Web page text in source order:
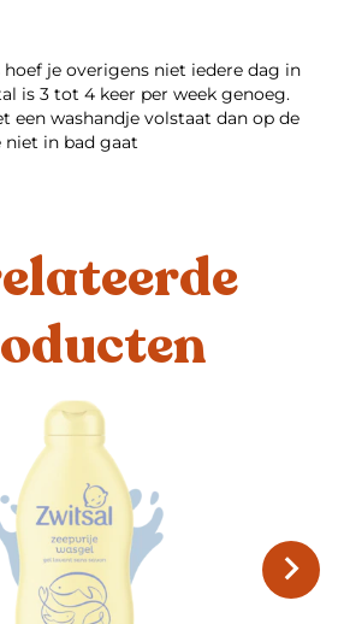
hoef je overigens niet iedere dag in
is 3 tot 4 keer per week genoeg.
een washandje volstaat dan op de
niet in bad gaat